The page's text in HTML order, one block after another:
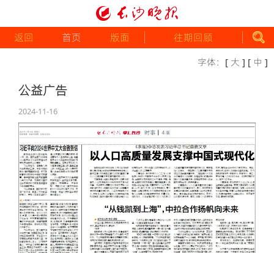
返回 首页 版面 往期回顾
字体： [ 大 ] [ 中 ]
公益广告
2024-11-16